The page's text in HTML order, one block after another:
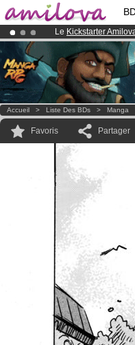
Le Kickstarter
Abonnement
Déjà 100000
Accueil > Liste Des BDs > Manga
Favoris Partager